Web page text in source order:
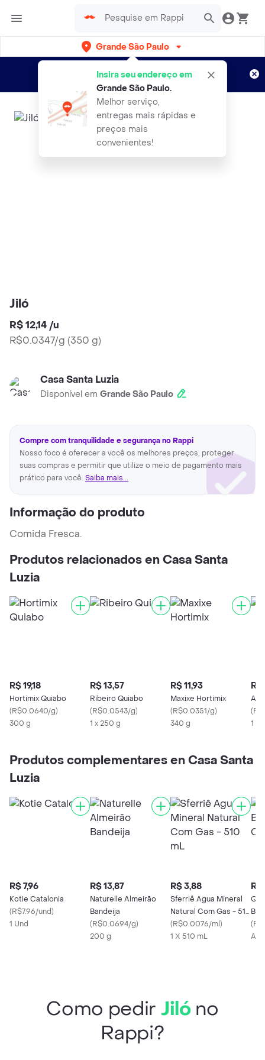
Grande São Paulo
Insira seu endereço em
Grande São Paulo.
Melhor serviço,
entregas mais rápidas e
preços mais
convenientes!
Entregas grátis por 15 dias!
Aplicam T&C
Jiló
R$ 12,14 /u
R$0.0347/g (350 g)
Casa Santa Luzia
Disponível em Grande São Paulo
Compre com tranquilidade e segurança no Rappi
Nosso foco é oferecer a você os melhores preços, proteger
suas compras e permitir que utilize o meio de pagamento mais
prático para você. Saiba mais...
Informação do produto
Comida Fresca.
Produtos relacionados en Casa Santa
Luzia
R$ 19,18
Hortimix Quiabo
(R$0.0640/g)
300 g
R$ 13,57
Ribeiro Quiabo
(R$0.0543/g)
1 x 250 g
R$ 11,93
Maxixe Hortimix
(R$0.0351/g)
340 g
R$
(
1
Produtos complementares en Casa Santa
Luzia
R$ 7,96
Kotie Catalonia
(R$7.96/und)
1 Und
R$ 13,87
Naturelle Almeirão
Bandeija
(R$0.0694/g)
200 g
R$ 3,88
Sferriê Agua Mineral
Natural Com Gas - 510
mL
(R$0.0076/ml)
1 X 510 mL
R$
(
A
Como pedir Jilóno
Rappi?